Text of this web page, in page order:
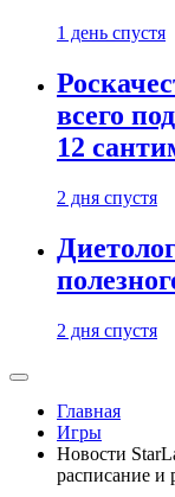
1 день спустя
всего
12
2 дня спустя
2 дня спустя
Главная
Игры
Новости
расписание и